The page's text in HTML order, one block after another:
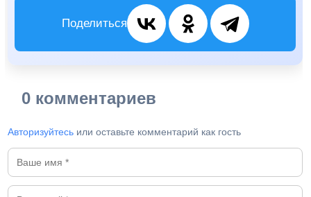
Поделиться
0 комментариев
Авторизуйтесь или оставьте комментарий как гость